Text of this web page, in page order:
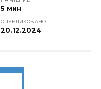
5 мин
ОПУБЛИКОВАНО
20.12.2024